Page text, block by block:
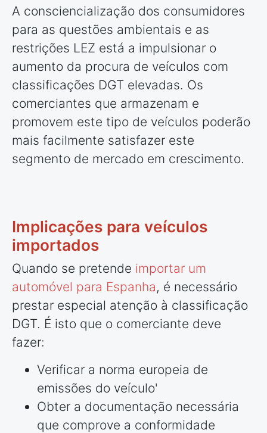
A consciencialização dos consumidores
para as questões ambientais e as
restrições LEZ está a impulsionar o
aumento da procura de veículos com
classificações DGT elevadas. Os
comerciantes que armazenam e
promovem este tipo de veículos poderão
mais facilmente satisfazer este
segmento de mercado em crescimento.
Implicações para veículos
importados
Quando se pretende importar um
automóvel para Espanha, é necessário
prestar especial atenção à classificação
DGT. É isto que o comerciante deve
fazer:
Verificar a norma europeia de
emissões do veículo'
Obter a documentação necessária
que comprove a conformidade